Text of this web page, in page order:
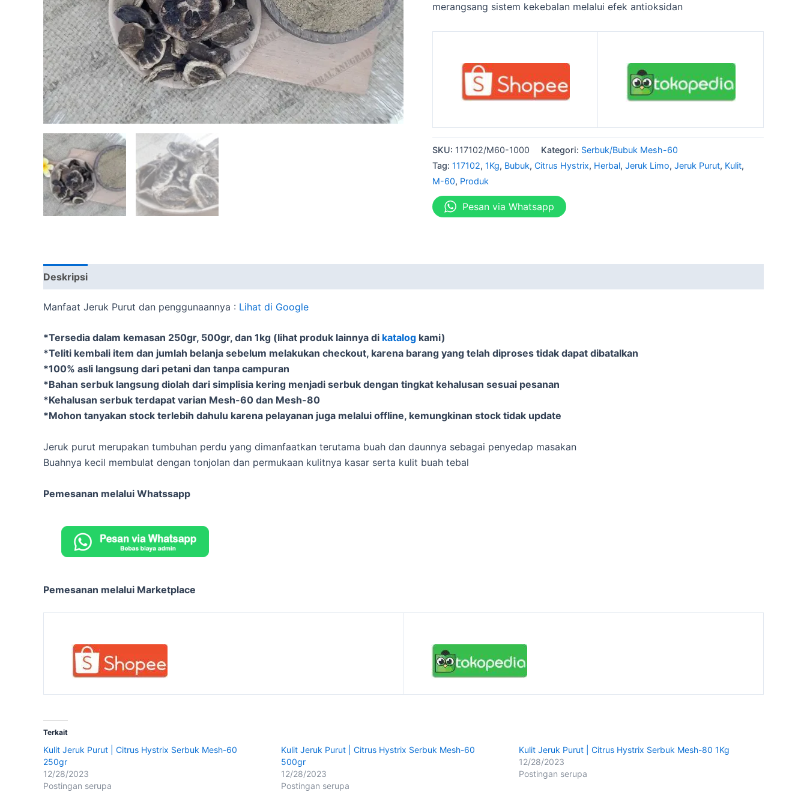
merangsang sistem kekebalan melalui efek antioksidan
SKU: 117102/M60-1000 Kategori: Serbuk/Bubuk Mesh-60
Tag: 117102, 1Kg, Bubuk, Citrus Hystrix, Herbal, Jeruk Limo, Jeruk Purut, Kulit,
M-60, Produk
Pesan via Whatsapp
Deskripsi
Manfaat Jeruk Purut dan penggunaannya : Lihat di Google
*Tersedia dalam kemasan 250gr, 500gr, dan 1kg (lihat produk lainnya di katalog kami)
*Teliti kembali item dan jumlah belanja sebelum melakukan checkout, karena barang yang telah diproses tidak dapat dibatalkan
*100% asli langsung dari petani dan tanpa campuran
*Bahan serbuk langsung diolah dari simplisia kering menjadi serbuk dengan tingkat kehalusan sesuai pesanan
*Kehalusan serbuk terdapat varian Mesh-60 dan Mesh-80
*Mohon tanyakan stock terlebih dahulu karena pelayanan juga melalui offline, kemungkinan stock tidak update
Jeruk purut merupakan tumbuhan perdu yang dimanfaatkan terutama buah dan daunnya sebagai penyedap masakan
Buahnya kecil membulat dengan tonjolan dan permukaan kulitnya kasar serta kulit buah tebal
Pemesanan melalui Whatssapp
Pemesanan melalui Marketplace
Terkait
Kulit Jeruk Purut | Citrus Hystrix Serbuk Mesh-60
250gr
12/28/2023
Postingan serupa
Kulit Jeruk Purut | Citrus Hystrix Serbuk Mesh-60
500gr
12/28/2023
Postingan serupa
Kulit Jeruk Purut | Citrus Hystrix Serbuk Mesh-80 1Kg
12/28/2023
Postingan serupa